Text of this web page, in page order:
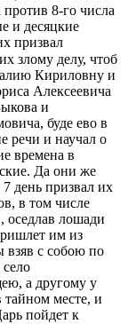
8-го числа
и десяцкие
призвал
их злому делу, чтоб
Кириловну и
Алексеевича
и
буде ево в
речи и научал о
времена в
Да они же
день призвал их
в том числе
оседлав лошади
им из
взяв с собою по
а другому у
тайном месте, и
пойдет к